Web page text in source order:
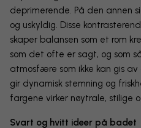
deprimerende. På den annen
og uskyldig. Disse
skaper balansen som et rom
som det ofte er sagt, og som
atmosfære som ikke kan gis
gir dynamisk stemning og
fargene virker nøytrale, stilige
Svart og hvitt ideer på badet